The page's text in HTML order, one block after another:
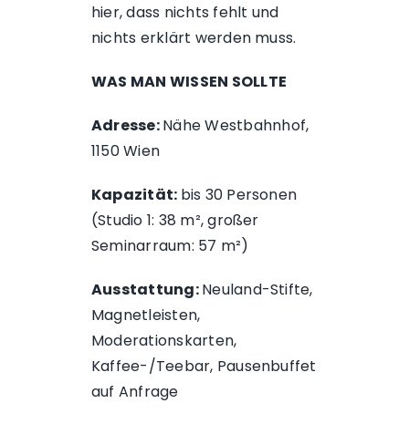
hier, dass nichts fehlt und
nichts erklärt werden muss.
WAS MAN WISSEN SOLLTE
Adresse:Nähe Westbahnhof,
1150 Wien
Kapazität: bis 30 Personen
(Studio 1: 38 m², großer
Seminarraum: 57 m²)
Ausstattung:Neuland-Stifte,
Magnetleisten,
Moderationskarten,
Kaffee-/Teebar, Pausenbuffet
auf Anfrage